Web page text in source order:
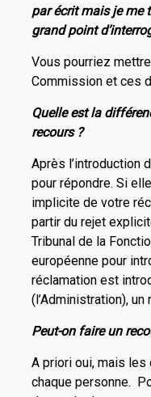
par écrit mais je me
grand point
Vous pourriez
Commission et ces
Quelle est la
recours ?
Après l’introduction
pour répondre. Si
implicite de votre
partir du rejet
Tribunal de la
européenne pour
réclamation est
(l’Administration),
Peut-on faire un
A priori oui, mais
chaque personne.